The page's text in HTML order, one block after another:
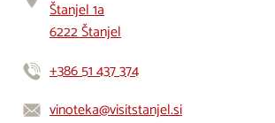
Štanjel 1a
6222 Štanjel
+386 51 437 374
vinoteka@visitstanjel.si